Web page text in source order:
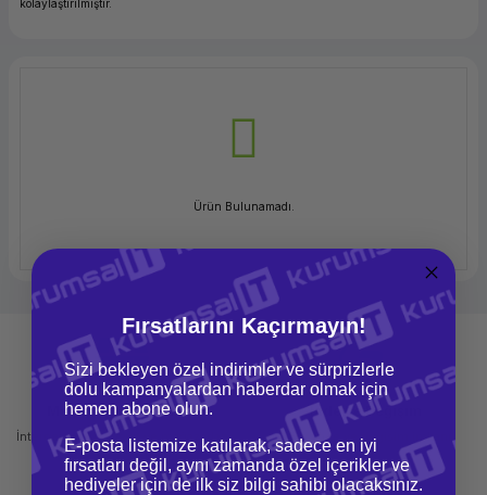
kolaylaştırılmıştır.
Ürün Bulunamadı.
Mağazadan Teslimat
İnternetten sipariş et ve mağazadan
teslim al
İade ve Değişim
Kolay iade ve değişim imkanı
Fırsatlarını Kaçırmayın!
Sizi bekleyen özel indirimler ve sürprizlerle
dolu kampanyalardan haberdar olmak için
hemen abone olun.
E-posta listemize katılarak, sadece en iyi
fırsatları değil, aynı zamanda özel içerikler ve
hediyeler için de ilk siz bilgi sahibi olacaksınız.